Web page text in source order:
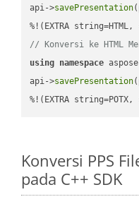
api->savePresentation
// Konversi ke HTML
using namespace
api->savePresentation
%!(EXTRA
Konversi PPS
pada C++ SDK